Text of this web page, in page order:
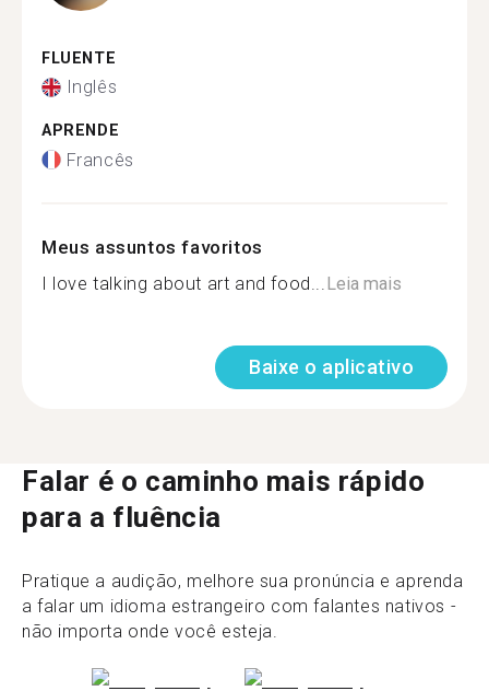
FLUENTE
Inglês
APRENDE
Francês
Meus assuntos favoritos
I love talking about art and food... Leia mais
Baixe o aplicativo
Falar é o caminho mais rápido
para a fluência
Pratique a audição, melhore sua pronúncia e aprenda
a falar um idioma estrangeiro com falantes nativos -
não importa onde você esteja.